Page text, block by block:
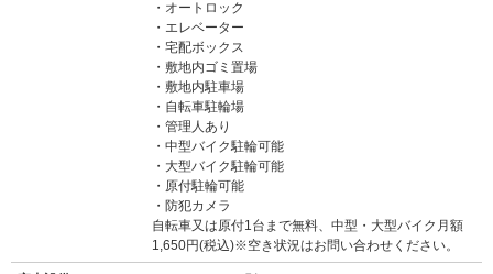
オートロック
エレベーター
宅配ボックス
敷地内ゴミ置場
敷地内駐車場
自転車駐輪場
管理人あり
中型バイク駐輪可能
大型バイク駐輪可能
原付駐輪可能
防犯カメラ
自転車又は原付1台まで無料、中型・大型バイク月額
1,650円(税込)※空き状況はお問い合わせください。